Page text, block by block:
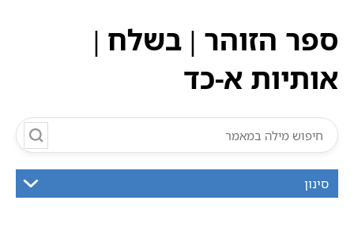
ספר הזוהר | בשלח |
אותיות א-כד
סינון